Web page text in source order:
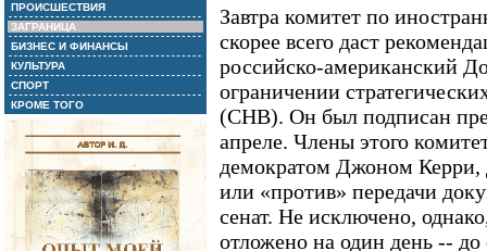
ПРОИСШЕСТВИЯ
ЗАГРАНИЦА
БИЗНЕС И ФИНАНСЫ
КУЛЬТУРА
СПОРТ
КРОМЕ ТОГО
Завтра комитет по
скорее всего даст
российско-американский
ограничении
(СНВ). Он был подписан
апреле. Члены этого
демократом Джоном Керри,
или «против» передачи
сенат. Не исключено,
отложено на один день -- до